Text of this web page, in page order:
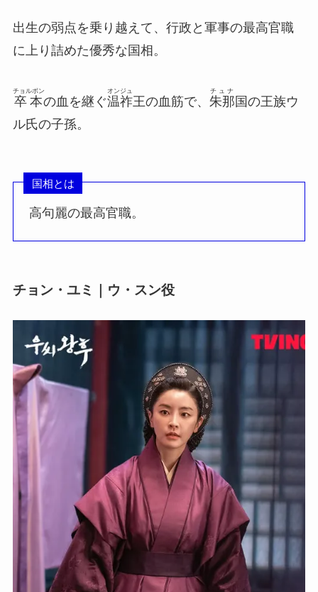
出生の弱点を乗り越えて、行政と軍事の最高官職
に上り詰めた優秀な国相。
卒本
チョルボン
の血を継ぐ温祚
オンジュ
王の血筋で、 朱那
チュナ
国の王族ウ
ル氏の子孫。
国相とは
高句麗の最高官職。
チョン・ユミ｜ウ・スン役